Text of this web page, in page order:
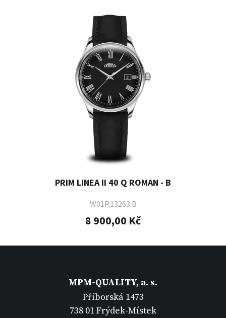
PRIM LINEA II 40 Q ROMAN - B
W01P.13263.B
8 900,00 Kč
MPM-QUALITY, a. s.
Příborská 1473
738 01 Frýdek-Místek